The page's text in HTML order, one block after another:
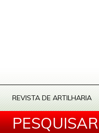
REVISTA DE ARTILHARIA
PESQUISAR